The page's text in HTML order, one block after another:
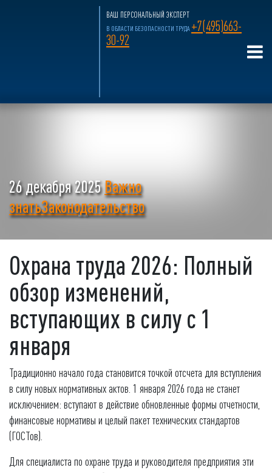
ВАШ ПЕРСОНАЛЬНЫЙ ЭКСПЕРТ
В ОБЛАСТИ БЕЗОПАСНОСТИ ТРУДА +7(495)663-
30-92
26 декабря 2025Важно
знатьЗаконодательство
Охрана труда 2026: Полный
обзор изменений,
вступающих в силу с 1
января
Традиционно начало года становится точкой отсчета для вступления
в силу новых нормативных актов. 1 января 2026 года не станет
исключением: вступают в действие обновленные формы отчетности,
финансовые нормативы и целый пакет технических стандартов
(ГОСТов).
Для специалиста по охране труда и руководителя предприятия эти